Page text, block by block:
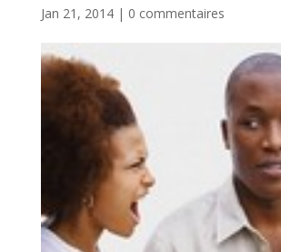
Jan 21, 2014| 0 commentaires